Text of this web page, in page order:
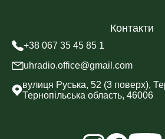
Контакти
+38 067 35 45 85 1
uhradio.office@gmail.com
вулиця Руська, 52 (3 поверх),
Тернопільська область, 46006